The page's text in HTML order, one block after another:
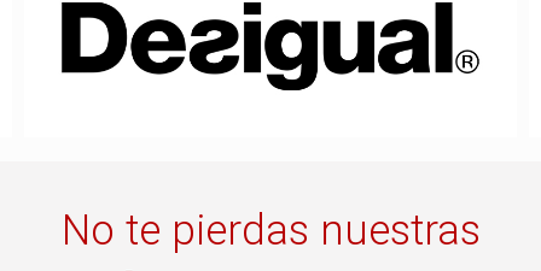
No te pierdas nuestras